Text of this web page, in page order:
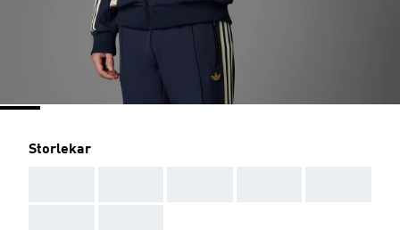
Storlekar